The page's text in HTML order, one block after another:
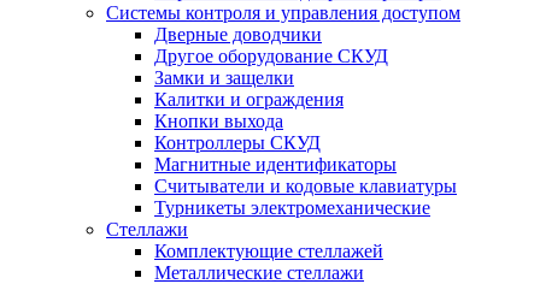
Системы контроля и управления доступом
Дверные доводчики
Другое оборудование СКУД
Замки и защелки
Калитки и ограждения
Кнопки выхода
Контроллеры СКУД
Магнитные идентификаторы
Считыватели и кодовые клавиатуры
Турникеты электромеханические
Стеллажи
Комплектующие стеллажей
Металлические стеллажи